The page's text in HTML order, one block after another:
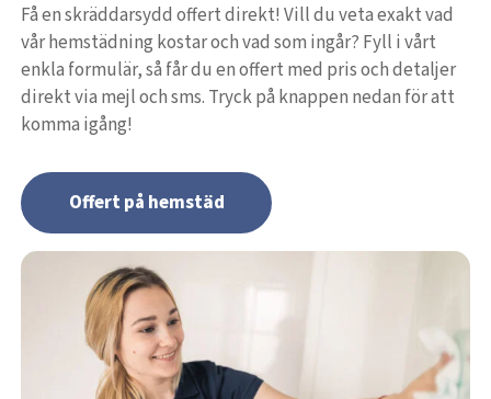
Få en skräddarsydd offert direkt! Vill du veta exakt vad
vår hemstädning kostar och vad som ingår? Fyll i vårt
enkla formulär, så får du en offert med pris och detaljer
direkt via mejl och sms. Tryck på knappen nedan för att
komma igång!
Offert på hemstäd